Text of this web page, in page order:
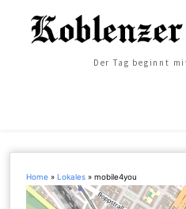
Der Tag beginnt
Home »Lokales »mobile4you